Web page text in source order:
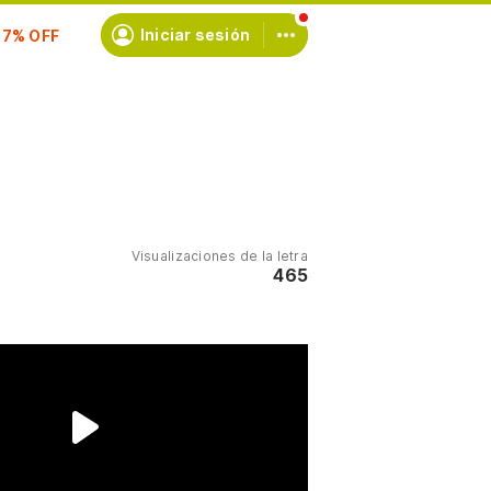
Iniciar sesión
Visualizaciones de la letra
465